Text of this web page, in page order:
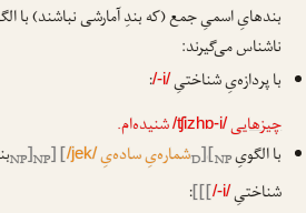
بندهایِ اسمیِ جمع (که بندِ آمارشی نباشند) با
ناشناس می‌گیرند:
با پردازه‌یِ شناختیِ/-i/
:
چیزهایی/ʧizhɒ-i/شنیده‌ام.
با الگویِ
[
D [NP شماره‌یِ ساده‌یِ/jek/
] [
NP
[
NP
شناختیِ/-i/
]]]
: